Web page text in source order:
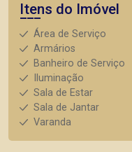
Itens do Imóvel
Área de Serviço
Armários
Banheiro de Serviço
Iluminação
Sala de Estar
Sala de Jantar
Varanda